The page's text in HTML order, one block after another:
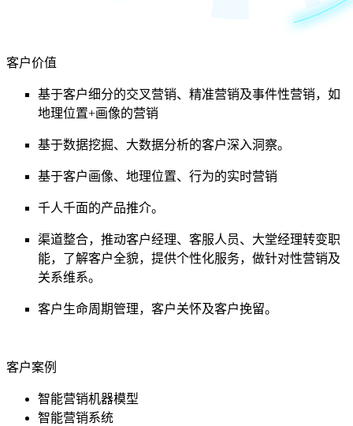
客户价值
基于客户细分的交叉营销、精准营销及事件性营销，如
地理位置+画像的营销
基于数据挖掘、大数据分析的客户深入洞察。
基于客户画像、地理位置、行为的实时营销
千人千面的产品推介。
渠道整合，推动客户经理、客服人员、大堂经理转变职
能，了解客户全貌，提供个性化服务，做针对性营销及
关系维系。
客户生命周期管理，客户关怀及客户挽留。
客户案例
智能营销机器模型
智能营销系统